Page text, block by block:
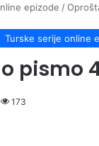
epizode /
Turske serije online
pismo
173